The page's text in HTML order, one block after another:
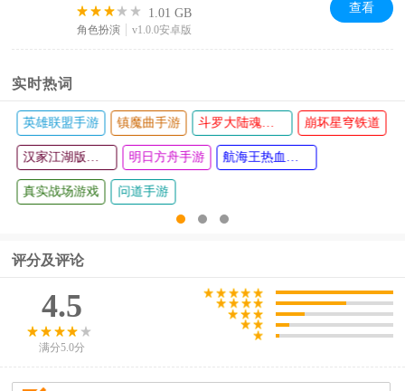
1.01 GB
角色扮演 v1.0.0安卓版
查看
实时热词
英雄联盟手游 镇魔曲手游 斗罗大陆魂师对决手游 崩坏星穹铁道
汉家江湖版本大全 明日方舟手游 航海王热血航线
真实战场游戏 问道手游
评分及评论
4.5
满分5.0分